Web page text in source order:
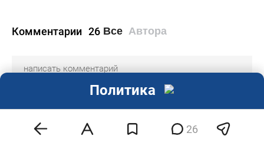
Комментарии 26 Все Автора
Абдрахманов Н.З.
29 Июня 2020 08:05 26
Политика